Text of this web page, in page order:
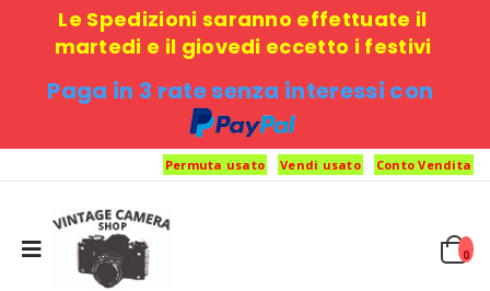
Le Spedizioni saranno effettuate il
martedi e il giovedi eccetto i festivi
Paga in 3 rate senza interessi con
Permuta usato Vendi usato Conto Vendita
0